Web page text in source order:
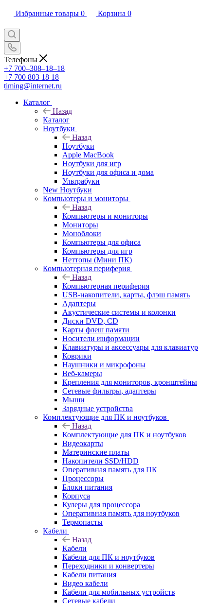
Избранные товары 0 Корзина 0
Телефоны
+7 700‒308‒18‒18
+7 700 803 18 18
timing@internet.ru
Каталог
Назад
Каталог
Ноутбуки
Назад
Ноутбуки
Apple MacBook
Ноутбуки для игр
Ноутбуки для офиса и дома
Ультрабуки
New Ноутбуки
Компьютеры и мониторы
Назад
Компьютеры и мониторы
Мониторы
Моноблоки
Компьютеры для офиса
Компьютеры для игр
Неттопы (Мини ПК)
Компьютерная периферия
Назад
Компьютерная периферия
USB-накопители, карты, флэш память
Адаптеры
Акустические системы и колонки
Диски DVD, CD
Карты флеш памяти
Носители информации
Клавиатуры и аксессуары для клавиатур
Коврики
Наушники и микрофоны
Веб-камеры
Крепления для мониторов, кронштейны
Сетевые фильтры, адаптеры
Мыши
Зарядные устройства
Комплектующие для ПК и ноутбуков
Назад
Комплектующие для ПК и ноутбуков
Видеокарты
Материнские платы
Накопители SSD/HDD
Оперативная память для ПК
Процессоры
Блоки питания
Корпуса
Кулеры для процессора
Оперативная память для ноутбуков
Термопасты
Кабели
Назад
Кабели
Кабели для ПК и ноутбуков
Переходники и конвертеры
Кабели питания
Видео кабели
Кабели для мобильных устройств
Сетевые кабели